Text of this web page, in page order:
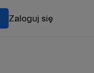
Zaloguj się